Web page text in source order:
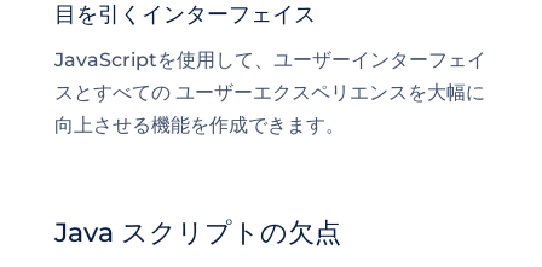
目を引くインターフェイス
JavaScriptを使用して、ユーザーインターフェイ
スとすべての ユーザーエクスペリエンス を大幅に
向上させる機能を作成できます。
Java スクリプトの欠点